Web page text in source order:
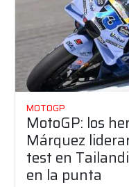
MOTOGP
MotoGP: los
Márquez
test en
en la punta